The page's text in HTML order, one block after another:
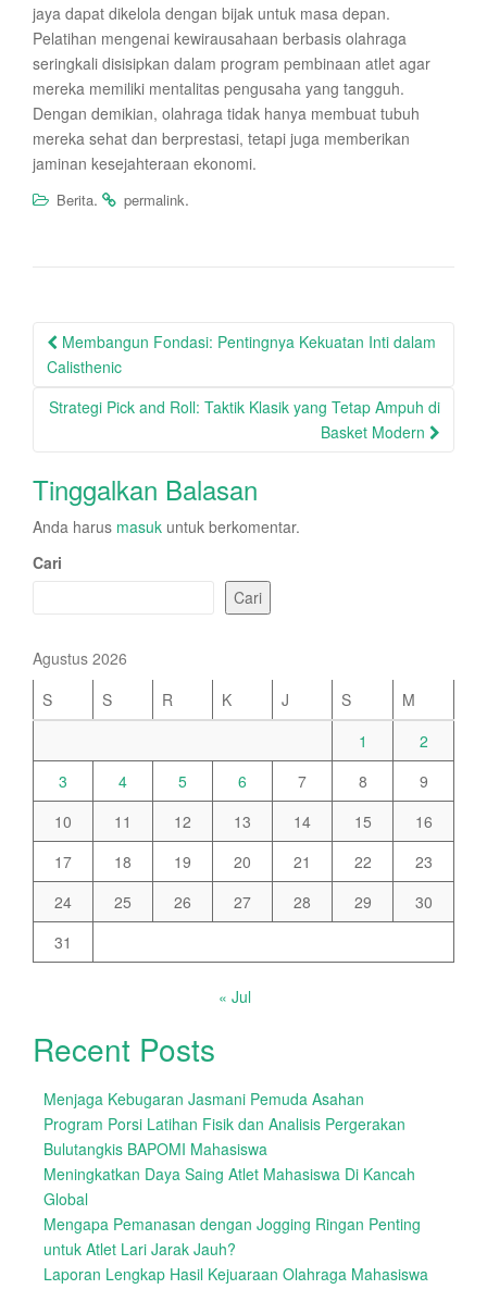
jaya dapat dikelola dengan bijak untuk masa depan.
Pelatihan mengenai kewirausahaan berbasis olahraga
seringkali disisipkan dalam program pembinaan atlet agar
mereka memiliki mentalitas pengusaha yang tangguh.
Dengan demikian, olahraga tidak hanya membuat tubuh
mereka sehat dan berprestasi, tetapi juga memberikan
jaminan kesejahteraan ekonomi.
Berita. permalink.
Post
navigation
Membangun Fondasi: Pentingnya Kekuatan Inti dalam
Calisthenic
Strategi Pick and Roll: Taktik Klasik yang Tetap Ampuh di
Basket Modern
Tinggalkan Balasan
Anda harus masuk untuk berkomentar.
Cari
Cari
Agustus 2026
S
S R K J S
M
1
2
3
4 5 6 7 8
9
10
11 12 13 14 15
16
17
18 19 20 21 22
23
24
25 26 27 28 29
30
31
« Jul
Recent Posts
Menjaga Kebugaran Jasmani Pemuda Asahan
Program Porsi Latihan Fisik dan Analisis Pergerakan
Bulutangkis BAPOMI Mahasiswa
Meningkatkan Daya Saing Atlet Mahasiswa Di Kancah
Global
Mengapa Pemanasan dengan Jogging Ringan Penting
untuk Atlet Lari Jarak Jauh?
Laporan Lengkap Hasil Kejuaraan Olahraga Mahasiswa